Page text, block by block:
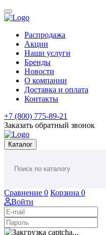
Распродажа
Акции
Наши услуги
Бренды
Новости
О компании
Доставка и оплата
Контакты
+7 (800) 775-89-21
Заказать обратный звонок
Каталог
Сравнение 0 Корзина 0
Войти